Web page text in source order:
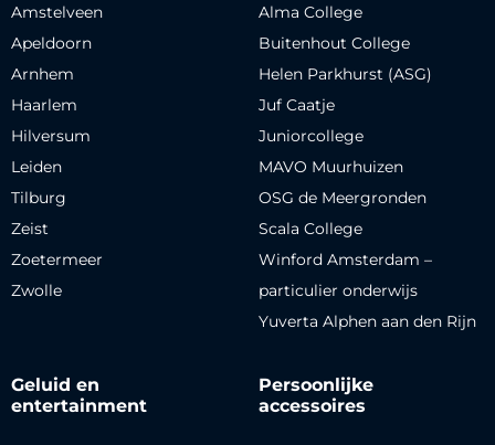
Amstelveen
Apeldoorn
Arnhem
Haarlem
Hilversum
Leiden
Tilburg
Zeist
Zoetermeer
Zwolle
Alma College
Buitenhout College
Helen Parkhurst (ASG)
Juf Caatje
Juniorcollege
MAVO Muurhuizen
OSG de Meergronden
Scala College
Winford Amsterdam –
particulier onderwijs
Yuverta Alphen aan den Rijn
Geluid en
entertainment
Persoonlijke
accessoires